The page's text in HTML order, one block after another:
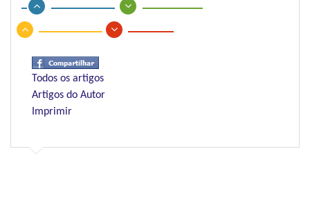
Todos os artigos
Artigos do Autor
Imprimir